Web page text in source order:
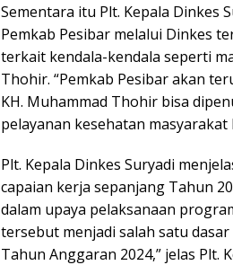
Sementara itu Plt. Kepala Dinkes
Pemkab Pesibar melalui Dinkes
terkait kendala-kendala seperti
Thohir. “Pemkab Pesibar akan
KH. Muhammad Thohir bisa
pelayanan kesehatan masyarakat
Plt. Kepala Dinkes Suryadi
capaian kerja sepanjang Tahun
dalam upaya pelaksanaan
tersebut menjadi salah satu
Tahun Anggaran 2024,” jelas Plt.